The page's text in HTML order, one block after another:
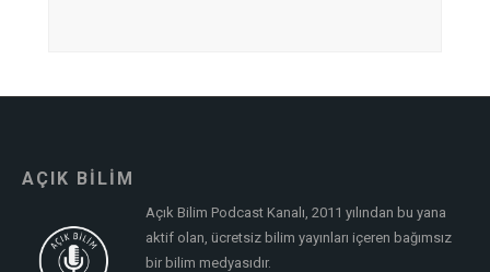
AÇIK BİLİM
Açık Bilim Podcast Kanalı, 2011 yılından bu yana
aktif olan, ücretsiz bilim yayınları içeren bağımsız
bir bilim medyasıdır.